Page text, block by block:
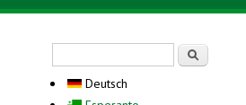
Deutsch